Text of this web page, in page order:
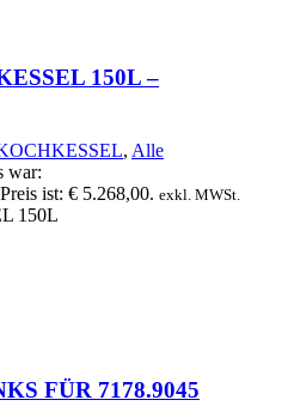
150L –
, Alle
war:
ist: € 5.268,00. exkl. MWSt.
150L
FÜR 7178.9045